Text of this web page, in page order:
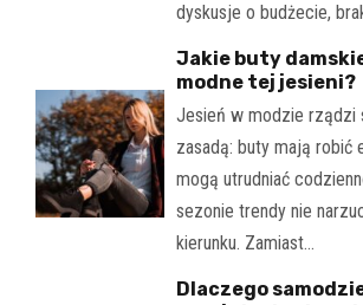
dyskusje o budżecie,
Jakie buty
modne tej jesieni?
Jesień w modzie rządzi
zasadą: buty mają robić
mogą utrudniać
sezonie trendy nie
kierunku. Zamiast…
Dlaczego